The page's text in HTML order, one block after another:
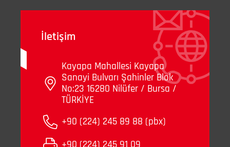
İletişim
Kayapa Mahallesi Kayapa
Sanayi Bulvarı Şahinler Blok
No:23 16280 Nilüfer / Bursa /
TÜRKİYE
+90 (224) 245 89 88 (pbx)